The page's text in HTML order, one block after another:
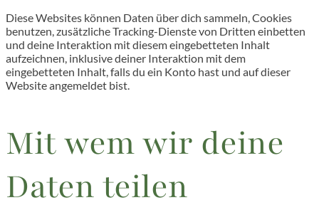
Diese Websites können Daten über dich sammeln, Cookies
benutzen, zusätzliche Tracking-Dienste von Dritten einbetten
und deine Interaktion mit diesem eingebetteten Inhalt
aufzeichnen, inklusive deiner Interaktion mit dem
eingebetteten Inhalt, falls du ein Konto hast und auf dieser
Website angemeldet bist.
Mit wem wir deine
Daten teilen